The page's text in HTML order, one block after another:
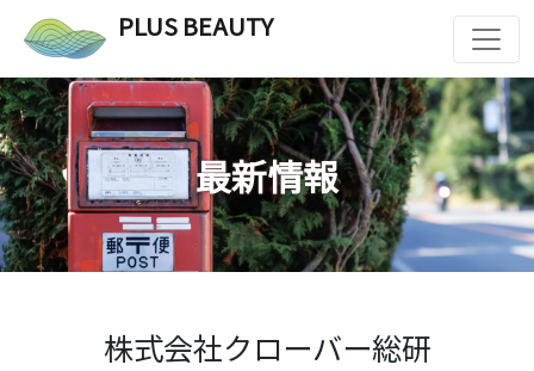
PLUS BEAUTY
最新情報
株式会社クローバー総研